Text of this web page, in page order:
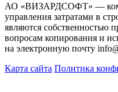
АО «ВИЗАРДСОФТ» —
управления затратами в
являются
вопросам копирования и
на электронную почту
Карта сайта Политика